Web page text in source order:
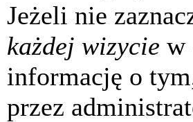
Jeżeli nie
każdej wizycie w
informację o
przez